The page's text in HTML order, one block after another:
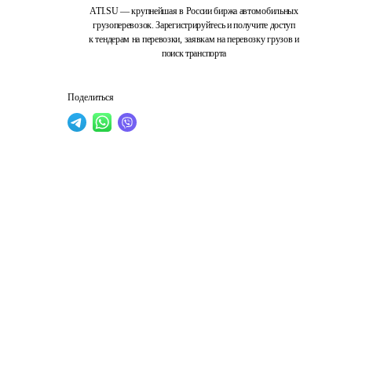
ATI.SU — крупнейшая в России биржа автомобильных
грузоперевозок. Зарегистрируйтесь и получите доступ
к тендерам на перевозки, заявкам на перевозку грузов и
поиск транспорта
Поделиться